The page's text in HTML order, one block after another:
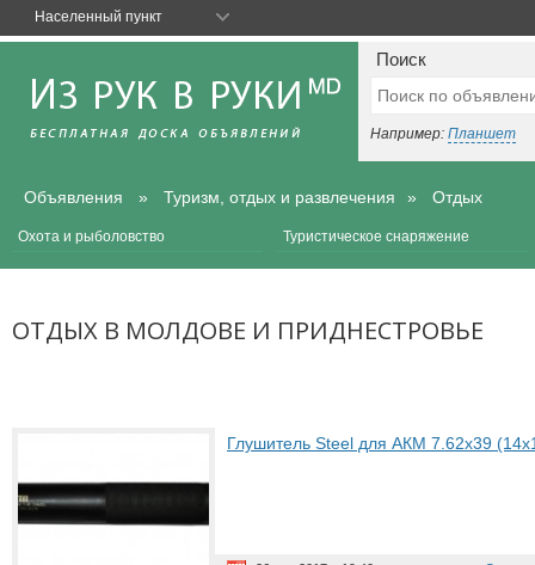
Поиск
Например: Планшет
Объявления Туризм, отдых и развлечения Отдых
Охота и рыболовство Туристическое снаряжение
ОТДЫХ В МОЛДОВЕ И ПРИДНЕСТРОВЬЕ
Глушитель Steel для АКМ 7.62х39
Населенный пункт